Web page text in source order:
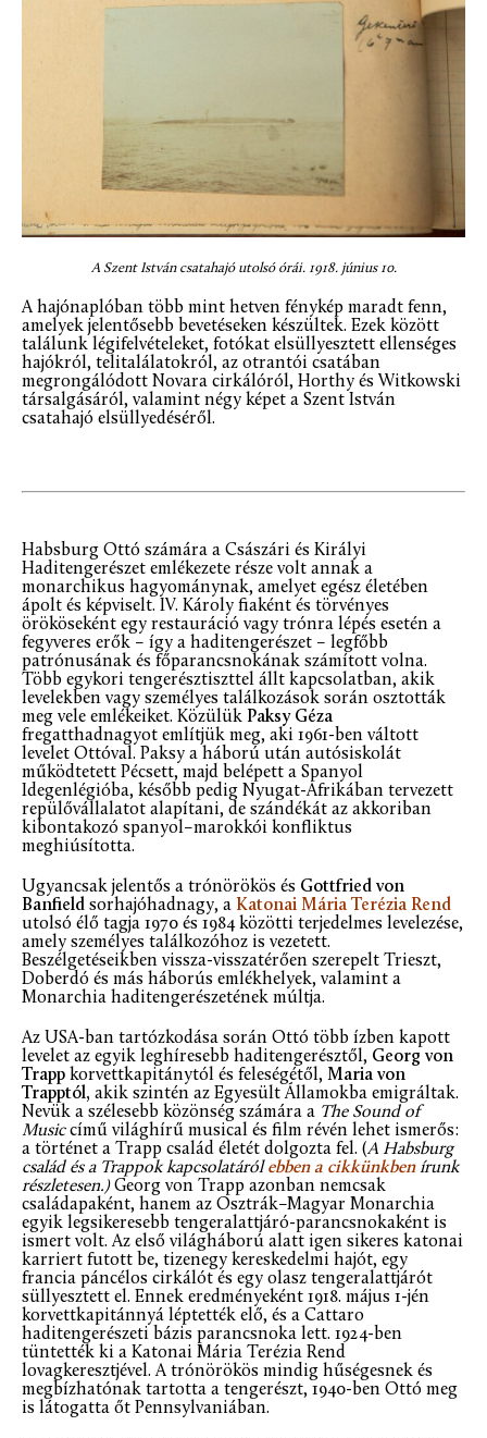
A Szent István csatahajó utolsó órái. 1918. június 10.
A hajónaplóban több mint hetven fénykép maradt fenn,
amelyek jelentősebb bevetéseken készültek. Ezek között
találunk légifelvételeket, fotókat elsüllyesztett ellenséges
hajókról, telitalálatokról, az otrantói csatában
megrongálódott Novara cirkálóról, Horthy és Witkowski
társalgásáról, valamint négy képet a Szent István
csatahajó elsüllyedéséről.
Habsburg Ottó számára a Császári és Királyi
Haditengerészet emlékezete része volt annak a
monarchikus hagyománynak, amelyet egész életében
ápolt és képviselt. IV. Károly fiaként és törvényes
örököseként egy restauráció vagy trónra lépés esetén a
fegyveres erők – így a haditengerészet – legfőbb
patrónusának és főparancsnokának számított volna.
Több egykori tengerésztiszttel állt kapcsolatban, akik
levelekben vagy személyes találkozások során osztották
meg vele emlékeiket. Közülük Paksy Géza
fregatthadnagyot említjük meg, aki 1961-ben váltott
levelet Ottóval. Paksy a háború után autósiskolát
működtetett Pécsett, majd belépett a Spanyol
Idegenlégióba, később pedig Nyugat-Afrikában tervezett
repülővállalatot alapítani, de szándékát az akkoriban
kibontakozó spanyol–marokkói konfliktus
meghiúsította.
Ugyancsak jelentős a trónörökös és Gottfried von
Banfield sorhajóhadnagy, a Katonai Mária Terézia Rend
utolsó élő tagja 1970 és 1984 közötti terjedelmes levelezése,
amely személyes találkozóhoz is vezetett.
Beszélgetéseikben vissza-visszatérően szerepelt Trieszt,
Doberdó és más háborús emlékhelyek, valamint a
Monarchia haditengerészetének múltja.
Az USA-ban tartózkodása során Ottó több ízben kapott
levelet az egyik leghíresebb haditengerésztől, Georg von
Trapp korvettkapitánytól és feleségétől, Maria von
Trapptól, akik szintén az Egyesült Államokba emigráltak.
Nevük a szélesebb közönség számára a The Sound of
Musiccímű világhírű musical és film révén lehet ismerős:
a történet a Trapp család életét dolgozta fel. (A Habsburg
család és a Trappok kapcsolatárólebben a cikkünkbenírunk
részletesen.)Georg von Trapp azonban nemcsak
családapaként, hanem az Osztrák–Magyar Monarchia
egyik legsikeresebb tengeralattjáró-parancsnokaként is
ismert volt. Az első világháború alatt igen sikeres katonai
karriert futott be, tizenegy kereskedelmi hajót, egy
francia páncélos cirkálót és egy olasz tengeralattjárót
süllyesztett el. Ennek eredményeként 1918. május 1-jén
korvettkapitánnyá léptették elő, és a Cattaro
haditengerészeti bázis parancsnoka lett. 1924-ben
tüntették ki a Katonai Mária Terézia Rend
lovagkeresztjével. A trónörökös mindig hűségesnek és
megbízhatónak tartotta a tengerészt, 1940-ben Ottó meg
is látogatta őt Pennsylvaniában.